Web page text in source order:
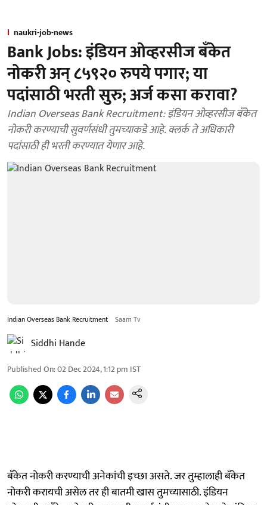
naukri-job-news
Bank Jobs: इंडियन ओव्हरसीज बँकेत
नोकरी अन् ८५९२० रुपये पगार; या
पदांसाठी भरती सुरु; अर्ज कसा करावा?
Indian Overseas Bank Recruitment: इंडियन ओव्हरसीज बँकेत
नोकरी करण्याची सुवर्णसंधी तुमच्याकडे आहे. क्लर्क ते अधिकारी
पदांसाठी ही भरती करण्यात येणार आहे.
Indian Overseas Bank Recruitment Saam Tv
Siddhi Hande
Published On:02 Dec 2024, 1:12 pm IST
बँकेत नोकरी करण्याची अनेकांची इच्छा असते. जर तुम्हालाही बँकेत
नोकरी करायची असेल तर ही बातमी खास तुमच्यासाठी. इंडियन